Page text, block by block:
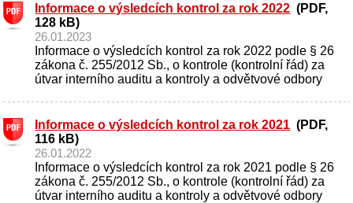
Informace o výsledcích kontrol za rok 2022 (PDF,
128 kB)
26.01.2023
Informace o výsledcích kontrol za rok 2022 podle § 26
zákona č. 255/2012 Sb., o kontrole (kontrolní řád) za
útvar interního auditu a kontroly a odvětvové odbory
Informace o výsledcích kontrol za rok 2021 (PDF,
116 kB)
26.01.2022
Informace o výsledcích kontrol za rok 2021 podle § 26
zákona č. 255/2012 Sb., o kontrole (kontrolní řád) za
útvar interního auditu a kontroly a odvětvové odbory